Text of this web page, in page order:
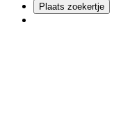
Plaats zoekertje